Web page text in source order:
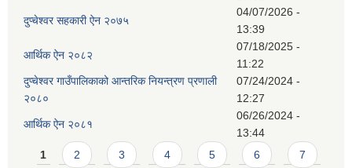
दुप्चेश्वर सहकारी ऐन २०७५
04/07/2026 -
13:39
आर्थिक ऐन २०८२
07/18/2025 -
11:22
दुप्चेश्वर गाउँपालिकाको आन्तरिक नियन्त्रण प्रणाली
२०८०
07/24/2024 -
12:27
आर्थिक ऐन २०८१
06/26/2024 -
13:44
Pages
1 2 3 4 5 6 7